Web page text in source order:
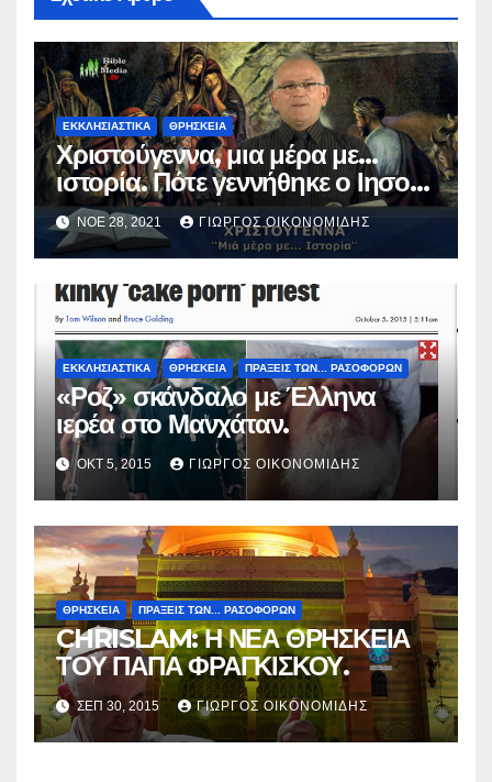
ΕΚΚΛΗΣΙΑΣΤΙΚΑ ΘΡΗΣΚΕΙΑ
Χριστούγεννα, μια μέρα με…
ιστορία. Πότε γεννήθηκε ο Ιησούς
Χριστός; (Βίντεο).
ΝΟΈ 28, 2021 ΓΙΏΡΓΟΣ ΟΙΚΟΝΟΜΊΔΗΣ
ΕΚΚΛΗΣΙΑΣΤΙΚΑ ΘΡΗΣΚΕΙΑ ΠΡΑΞΕΙΣ ΤΩΝ... ΡΑΣΟΦΟΡΩΝ
«Ροζ» σκάνδαλο με Έλληνα
ιερέα στο Μανχάταν.
ΟΚΤ 5, 2015 ΓΙΏΡΓΟΣ ΟΙΚΟΝΟΜΊΔΗΣ
ΘΡΗΣΚΕΙΑ ΠΡΑΞΕΙΣ ΤΩΝ... ΡΑΣΟΦΟΡΩΝ
CHRISLAM: Η ΝΕΑ ΘΡΗΣΚΕΙΑ
ΤΟΥ ΠΑΠΑ ΦΡΑΓΚΙΣΚΟΥ.
ΣΕΠ 30, 2015 ΓΙΏΡΓΟΣ ΟΙΚΟΝΟΜΊΔΗΣ